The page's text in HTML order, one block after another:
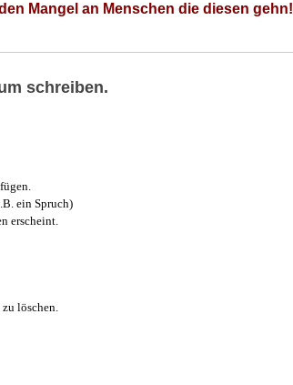
Mangel an Menschen die diesen gehn!
schreiben.
ein Spruch)
erscheint.
löschen.